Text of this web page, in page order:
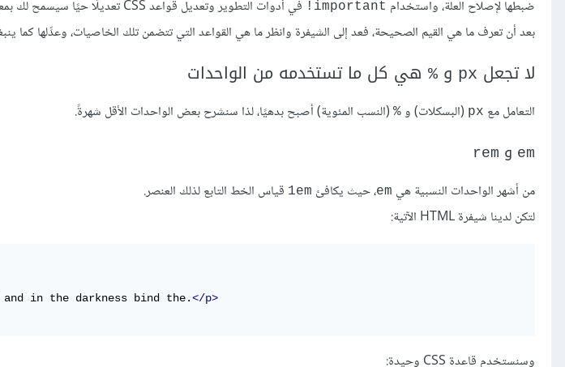
ضبطها لإصلاح العلة، واستخدام ‎!important في أدوات التطوير وتعديل قواعد CSS تعديلًا حيًا سيسمح لك بمعرفة تلك القيم مع تجاهل القيم الموروثة.
بعد أن تعرف ما هي القيم الصحيحة، فعد إلى الشيفرة وانظر ما هي القواعد التي تتضمن تلك الخاصيات، وعدِّلها كما
لا تجعل px و % هي كل ما تستخدمه من الواحدات
التعامل مع px (البسكلات) و % (النسب المئوية) أصبح بدهيًا، لذا سنشرح بعض الواحدات الأقل شهرةً.
em و rem
من أشهر الواحدات النسبية هي em، حيث يكافئ 1em قياس الخط التابع لذلك العنصر.
لتكن لدينا شيفرة HTML الآتية:
in the darkness bind the.</p>
وسنستخدم قاعدة CSS وحيدة: